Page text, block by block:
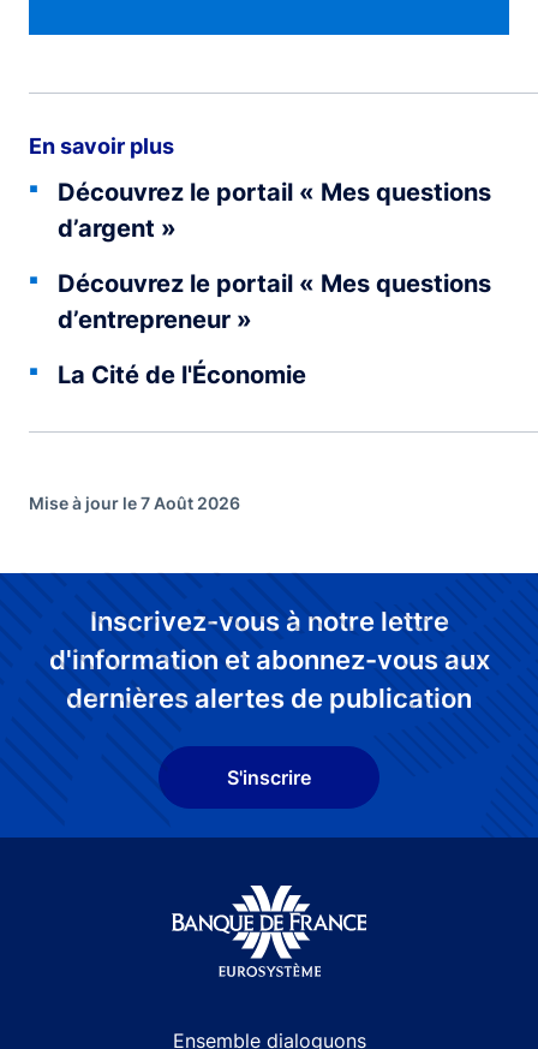
En savoir plus
Découvrez le portail « Mes questions
d’argent »
Découvrez le portail « Mes questions
d’entrepreneur »
La Cité de l'Économie
Mise à jour le 7 Août 2026
Inscrivez-vous à notre lettre
d'information et abonnez-vous aux
dernières alertes de publication
S'inscrire
Ensemble dialoguons